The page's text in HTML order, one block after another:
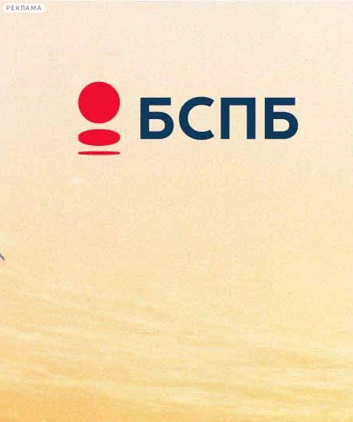
РЕКЛАМА
Сегодня:
2026.08.09
09:34
Афиша Plus